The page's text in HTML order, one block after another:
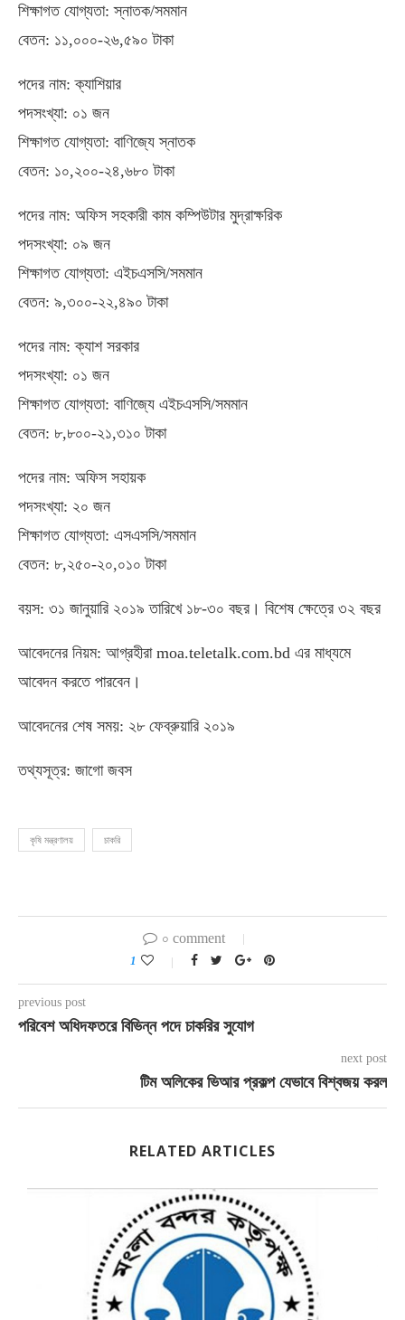
শিক্ষাগত যোগ্যতা: স্নাতক/সমমান
বেতন: ১১,০০০-২৬,৫৯০ টাকা
পদের নাম: ক্যাশিয়ার
পদসংখ্যা: ০১ জন
শিক্ষাগত যোগ্যতা: বাণিজ্যে স্নাতক
বেতন: ১০,২০০-২৪,৬৮০ টাকা
পদের নাম: অফিস সহকারী কাম কম্পিউটার মুদ্রাক্ষরিক
পদসংখ্যা: ০৯ জন
শিক্ষাগত যোগ্যতা: এইচএসসি/সমমান
বেতন: ৯,৩০০-২২,৪৯০ টাকা
পদের নাম: ক্যাশ সরকার
পদসংখ্যা: ০১ জন
শিক্ষাগত যোগ্যতা: বাণিজ্যে এইচএসসি/সমমান
বেতন: ৮,৮০০-২১,৩১০ টাকা
পদের নাম: অফিস সহায়ক
পদসংখ্যা: ২০ জন
শিক্ষাগত যোগ্যতা: এসএসসি/সমমান
বেতন: ৮,২৫০-২০,০১০ টাকা
বয়স: ৩১ জানুয়ারি ২০১৯ তারিখে ১৮-৩০ বছর। বিশেষ ক্ষেত্রে ৩২ বছর
আবেদনের নিয়ম: আগ্রহীরা moa.teletalk.com.bd এর মাধ্যমে
আবেদন করতে পারবেন।
আবেদনের শেষ সময়: ২৮ ফেব্রুয়ারি ২০১৯
তথ্যসূত্র: জাগো জবস
কৃষি মন্ত্রণালয় চাকরি
০ comment
1
previous post
পরিবেশ অধিদফতরে বিভিন্ন পদে চাকরির সুযোগ
next post
টিম অলিকের ভিআর প্রকল্প যেভাবে বিশ্বজয় করল
RELATED ARTICLES